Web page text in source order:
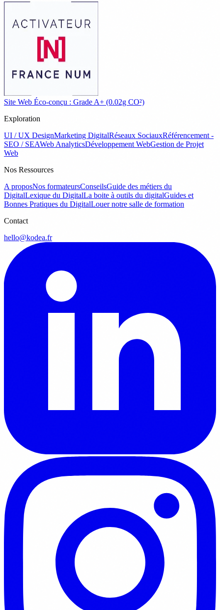
Site Web Éco-conçu : Grade A+ (0.02g CO²)
Exploration
UI / UX DesignMarketing DigitalRéseaux SociauxRéférencement -
SEO / SEAWeb AnalyticsDéveloppement WebGestion de Projet
Web
Nos Ressources
A proposNos formateursConseilsGuide des métiers du
DigitalLexique du DigitalLa boite à outils du digitalGuides et
Bonnes Pratiques du DigitalLouer notre salle de formation
Contact
hello@kodea.fr